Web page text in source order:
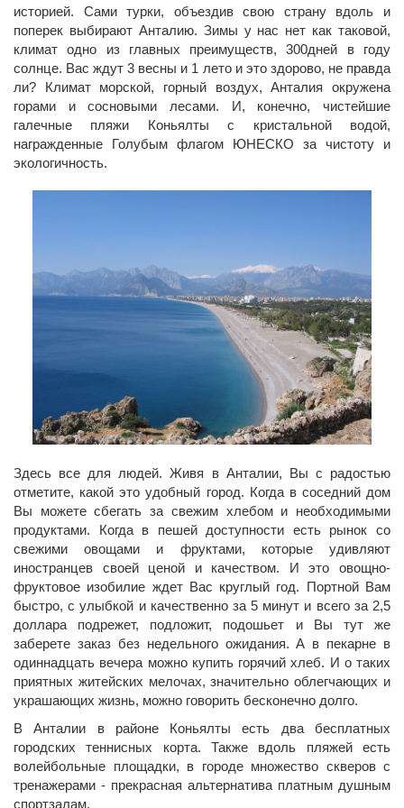
историей. Cами турки, объездив свою страну вдоль и
поперек выбирают Анталию. Зимы у нас нет как таковой,
климат одно из главных преимуществ, 300дней в году
солнце. Вас ждут 3 весны и 1 лето и это здорово, не правда
ли? Климат морской, горный воздух, Анталия окружена
горами и сосновыми лесами. И, конечно, чистейшие
галечные пляжи Коньялты с кристальной водой,
награжденные Голубым флагом ЮНЕСКО за чистоту и
экологичность.
Здесь все для людей. Живя в Анталии, Вы с радостью
отметите, какой это удобный город. Когда в соседний дом
Вы можете сбегать за свежим хлебом и необходимыми
продуктами. Когда в пешей доступности есть рынок со
свежими овощами и фруктами, которые удивляют
иностранцев своей ценой и качеством. И это овощно-
фруктовое изобилие ждет Вас круглый год. Портной Вам
быстро, с улыбкой и качественно за 5 минут и всего за 2,5
доллара подрежет, подложит, подошьет и Вы тут же
заберете заказ без недельного ожидания. А в пекарне в
одиннадцать вечера можно купить горячий хлеб. И о таких
приятных житейских мелочах, значительно облегчающих и
украшающих жизнь, можно говорить бесконечно долго.
В Анталии в районе Коньялты есть два бесплатных
городских теннисных корта. Также вдоль пляжей есть
волейбольные площадки, в городе множество скверов с
тренажерами - прекрасная альтернатива платным душным
спортзалам.